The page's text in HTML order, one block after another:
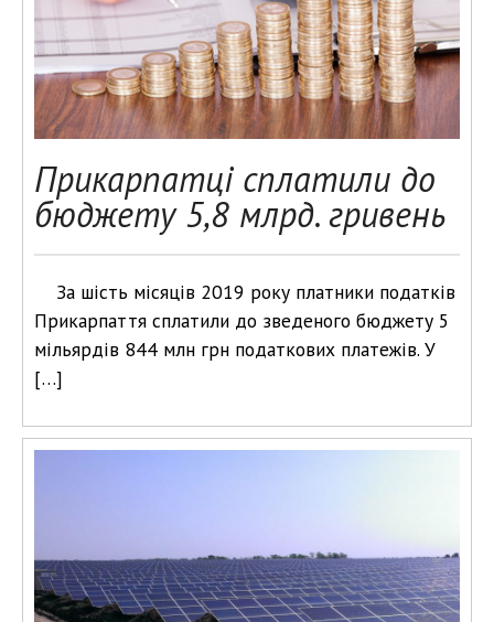
Прикарпатці сплатили до
бюджету 5,8 млрд. гривень
За шість місяців 2019 року платники податків
Прикарпаття сплатили до зведеного бюджету 5
мільярдів 844 млн грн податкових платежів. У
[…]